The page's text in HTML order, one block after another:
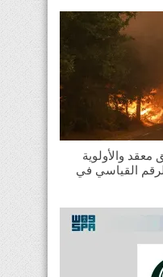
معقد والأولوية
القياسي في